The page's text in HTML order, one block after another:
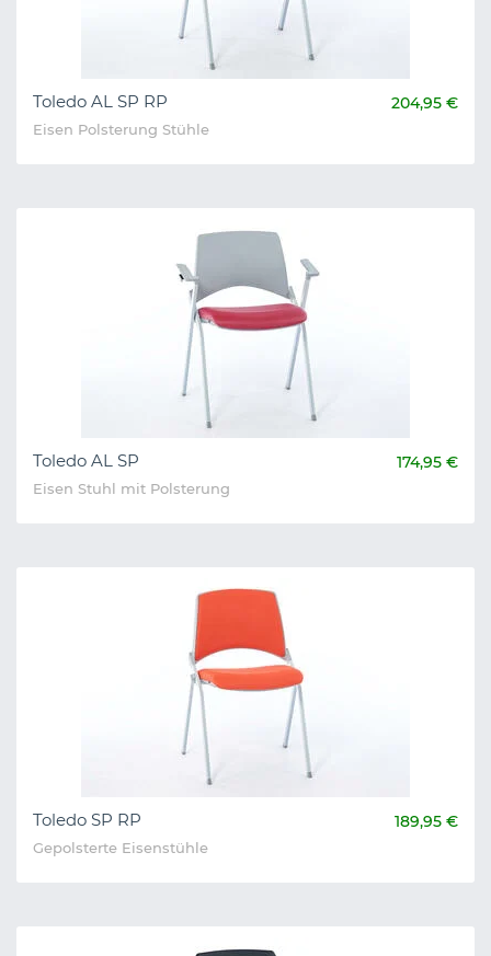
Toledo AL SP RP 204,95 €
Eisen Polsterung Stühle
Toledo AL SP 174,95 €
Eisen Stuhl mit Polsterung
Toledo SP RP 189,95 €
Gepolsterte Eisenstühle